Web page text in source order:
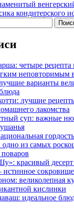
кондитерского
четыре
неповторимым
варианты
лучшие
лакомства
суп: важные
одно из самых
красивый десерт
великолепная
кислинки
идеальное